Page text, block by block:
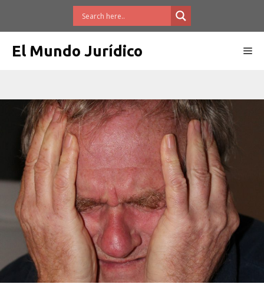
El Mundo Jurídico